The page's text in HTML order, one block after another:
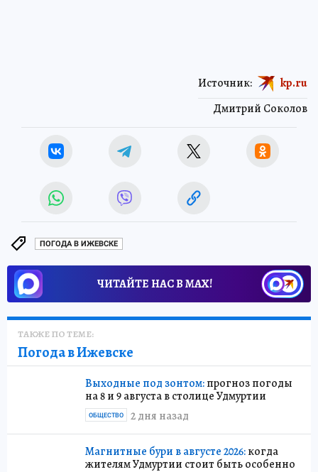
Дмитрий Соколов
Источник: kp.ru
ПОГОДА В ИЖЕВСКЕ
ЧИТАЙТЕ НАС В МАХ!
ТАКЖЕ ПО ТЕМЕ:
Погода в Ижевске
Выходные под зонтом:прогноз погоды
на 8 и 9 августа в столице Удмуртии
2 дня назад
ОБЩЕСТВО
Магнитные бури в августе 2026:когда
жителям Удмуртии стоит быть особенно